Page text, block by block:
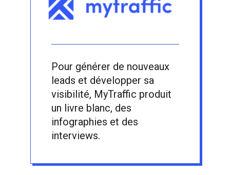
Pour générer de nouveaux
leads et développer sa
visibilité, MyTraffic produit
un livre blanc, des
infographies et des
interviews.